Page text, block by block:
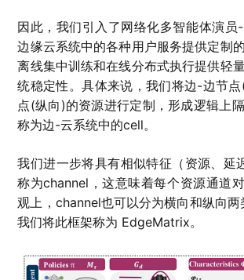
因此，我们引入了网络化多智能体演员
边缘云系统中的各种用户服务提供定制
离线集中训练和在线分布式执行提供轻
统稳定性。具体来说，我们将边-边节
点(纵向)的资源进行定制，形成逻辑上
称为边-云系统中的cell。
我们进一步将具有相似特征（资源、延
称为channel，这意味着每个资源通道
观上，channel也可以分为横向和纵向两
我们将此框架称为 EdgeMatrix。